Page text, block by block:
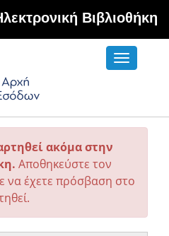
Βιβλιοθήκη
Toggle
ακόμα στην
Αποθηκεύστε τον
έχετε πρόσβαση στο